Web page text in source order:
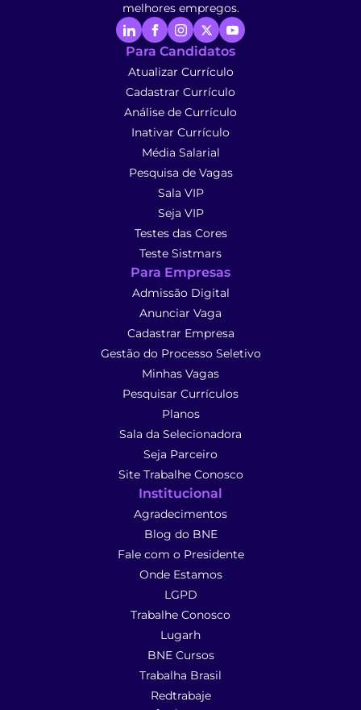
melhores empregos.
Para Candidatos
Atualizar Currículo
Cadastrar Currículo
Análise de Currículo
Inativar Currículo
Média Salarial
Pesquisa de Vagas
Sala VIP
Seja VIP
Testes das Cores
Teste Sistmars
Para Empresas
Admissão Digital
Anunciar Vaga
Cadastrar Empresa
Gestão do Processo Seletivo
Minhas Vagas
Pesquisar Currículos
Planos
Sala da Selecionadora
Seja Parceiro
Site Trabalhe Conosco
Institucional
Agradecimentos
Blog do BNE
Fale com o Presidente
Onde Estamos
LGPD
Trabalhe Conosco
Lugarh
BNE Cursos
Trabalha Brasil
Redtrabaje